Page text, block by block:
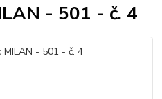
- 501 - č. 4